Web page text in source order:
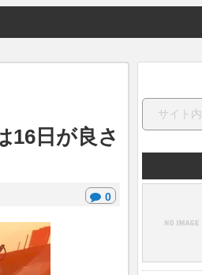
16日が良さ
0